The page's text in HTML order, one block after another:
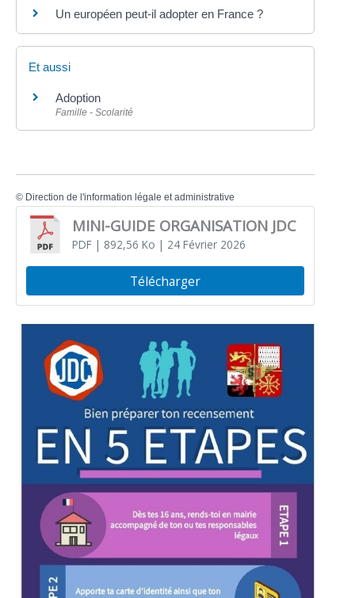
Un européen peut-il adopter en France ?
Et aussi
Adoption
Famille - Scolarité
© Direction de l'information légale et administrative
MINI-GUIDE ORGANISATION JDC
PDF| 892,56 Ko | 24 Février 2026
Télécharger